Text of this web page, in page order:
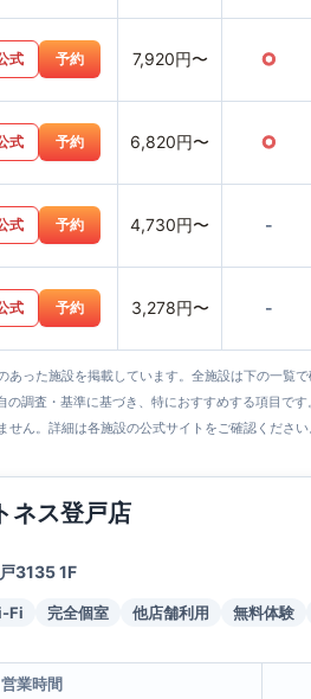
式 予約 7,920円〜 ○
式 予約 6,820円〜 ○
式 予約 4,730円〜 -
式 予約 3,278円〜 -
った施設を掲載しています。全施設は下の一覧で
調査・基準に基づき、特におすすめする項目です。
ん。詳細は各施設の公式サイトをご確認ください
ネス登戸店
3135 1F
Fi 完全個室 他店舗利用 無料体験
営業時間